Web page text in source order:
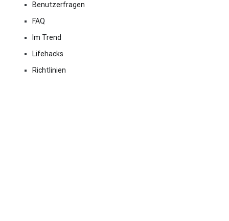
Benutzerfragen
FAQ
Im Trend
Lifehacks
Richtlinien